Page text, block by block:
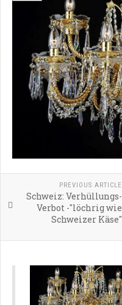
PREVIOUS ARTICLE
Schweiz: Verhüllungs-
Verbot -"löchrig wie
Schweizer Käse"